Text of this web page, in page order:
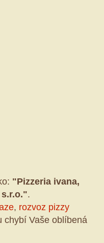
"Pizzeria ivana,
.
, rozvoz pizzy
chybí Vaše oblíbená